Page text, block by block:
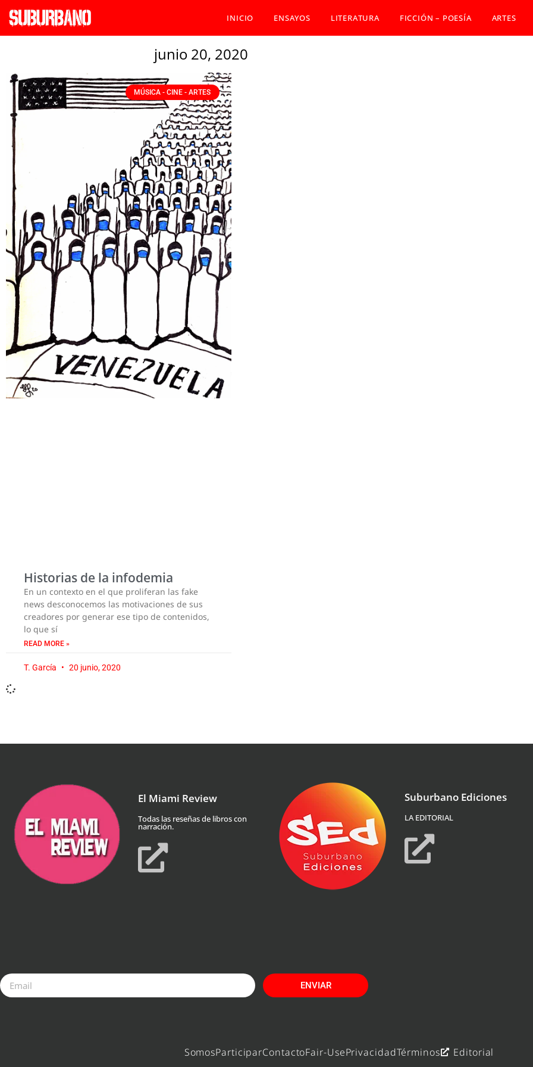
INICIO ENSAYOS LITERATURA FICCIÓN – POESÍA ARTES
junio 20, 2020
MÚSICA - CINE - ARTES
Historias de la infodemia
En un contexto en el que proliferan las fake
news desconocemos las motivaciones de sus
creadores por generar ese tipo de contenidos,
lo que sí
READ MORE »
T. García 20 junio, 2020
El Miami Review
Todas las reseñas de libros con
narración.
Suburbano Ediciones
LA EDITORIAL
ENVIAR
SomosParticiparContactoFair-UsePrivacidadTérminos Editorial